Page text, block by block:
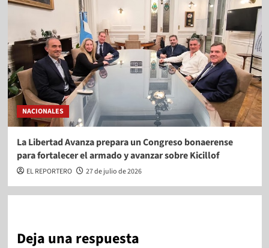
NACIONALES
La Libertad Avanza prepara un Congreso bonaerense
para fortalecer el armado y avanzar sobre Kicillof
EL REPORTERO 27 de julio de 2026
Deja una respuesta